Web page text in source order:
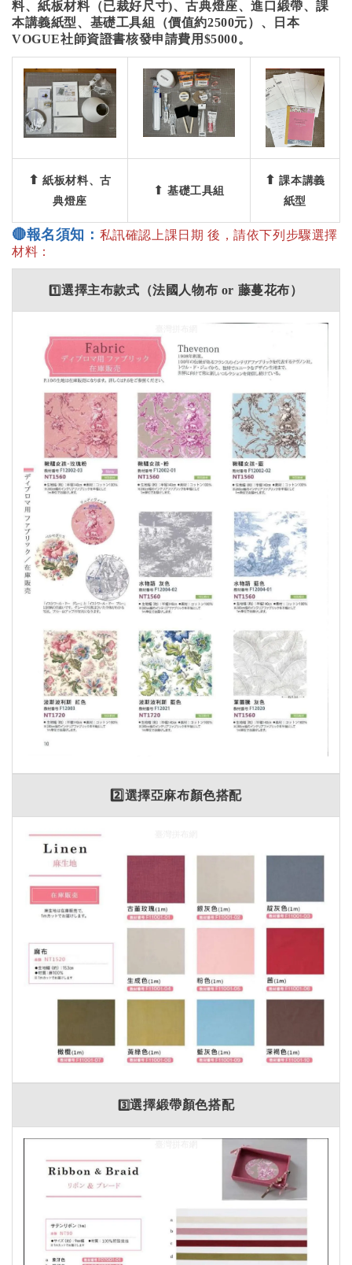
料、紙板材料（已裁好尺寸)、古典燈座、進口緞帶、課
本講義紙型、基礎工具組（價值約2500元）、日本
VOGUE社師資證書核發申請費用$5000。
⬆紙板材料、古
典燈座
⬆基礎工具組
⬆課本講義
紙型
🔴報名須知： 私訊確認上課日期 後，請依下列步驟選擇
材料：
1️⃣選擇主布款式（法國人物布 or 藤蔓花布）
2️⃣選擇亞麻布顏色搭配
3️⃣選擇緞帶顏色搭配